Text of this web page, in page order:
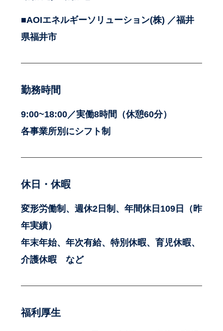
■AOIエネルギーソリューション(株) ／福井
県福井市
勤務時間
9:00~18:00／実働8時間（休憩60分）
各事業所別にシフト制
休日・休暇
変形労働制、週休2日制、年間休日109日（昨
年実績）
年末年始、年次有給、特別休暇、育児休暇、
介護休暇 など
福利厚生